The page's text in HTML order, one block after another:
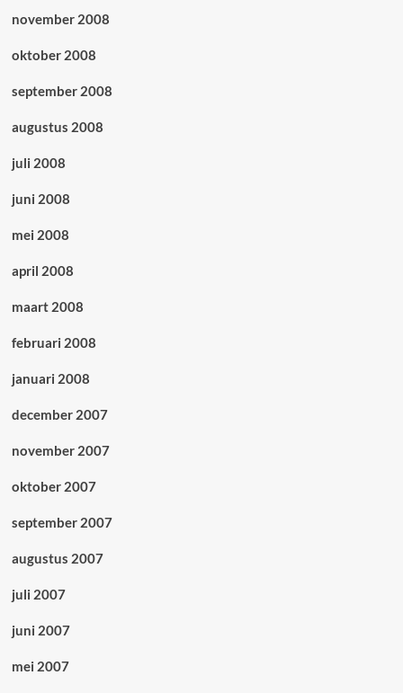
november 2008
oktober 2008
september 2008
augustus 2008
juli 2008
juni 2008
mei 2008
april 2008
maart 2008
februari 2008
januari 2008
december 2007
november 2007
oktober 2007
september 2007
augustus 2007
juli 2007
juni 2007
mei 2007